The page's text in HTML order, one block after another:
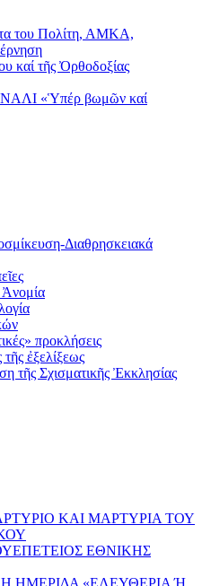
του Πολίτη, ΑΜΚΑ,
καί τῆς Ὀρθοδοξίας
«Ὑπέρ βωμῶν καί
Διαθρησκειακά
Ἀνομία
προκλήσεις
ἐξελίξεως
τῆς Σχισματικῆς Ἐκκλησίας
ΚΑI ΜΑΡΤΥΡIΑ ΤΟΥ
EΘΝΙΚHΣ
ΗΜΕΡΙΔΑ «EΛΕΥΘΕΡΙΑ Ή